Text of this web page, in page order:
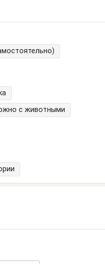
с животными